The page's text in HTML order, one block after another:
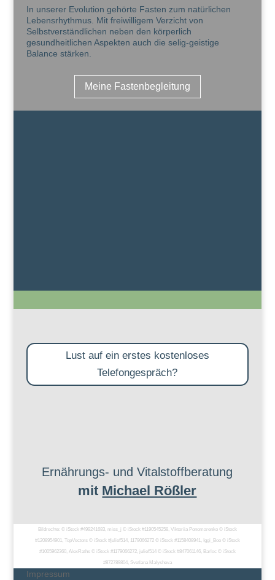
In unserer Evolution gehörte Fasten zum natürlichen
Lebensrhythmus. Mit freiwilligem Verzicht von
Selbstverständlichen neben den körperlich
gesundheitlichen Aspekten auch die selig-geistige
Balance stärken.
Meine Fastenbegleitung
Lust auf ein erstes kostenloses
Telefongespräch?
Ernährungs- und Vitalstoffberatung
mit Michael Rößler
Bildrechte: © iStock #499241683, miss_j © iStock #1190545258, Viktoriia Ponomarenko © iStock
#1208954901, TopVectors © iStock #julief514, 1179066272 © iStock #1158408941, Iggi_Boo © iStock
#1005962360, AlexRaths © iStock #1179066272, julief514 © iStock #847061146, Barloc © iStock
#872789804, Svetlana Malysheva
Impressum